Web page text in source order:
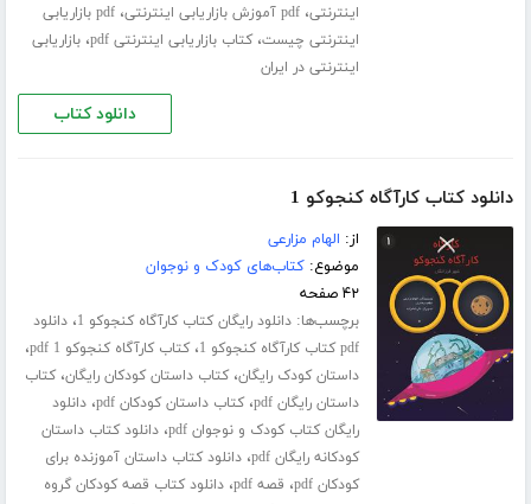
اینترنتی،pdf آموزش بازاریابی اینترنتی ،
pdf بازاریابی
اینترنتی چیست،کتاب بازاریابی اینترنتی pdf ،بازاریابی
اینترنتی در ایران
دانلود کتاب
دانلود کتاب کارآگاه کنجوکو 1
از: الهام مزارعی
موضوع:کتاب‌های کودک و نوجوان
۴۲ صفحه
برچسب‌ها:دانلود رایگان کتاب کارآگاه کنجوکو 1 ،دانلود
pdf کتاب کارآگاه کنجوکو 1
،کتاب کارآگاه کنجوکو 1 pdf ،
داستان کودک رایگان،کتاب داستان کودکان رایگان،کتاب
داستان رایگان pdf
،کتاب داستان کودکان pdf ،دانلود
رایگان کتاب کودک و نوجوان pdf
،دانلود کتاب داستان
کودکانه رایگان pdf
،دانلود کتاب داستان آموزنده برای
کودکان pdf
، قصه pdf ،دانلود کتاب قصه کودکان گروه